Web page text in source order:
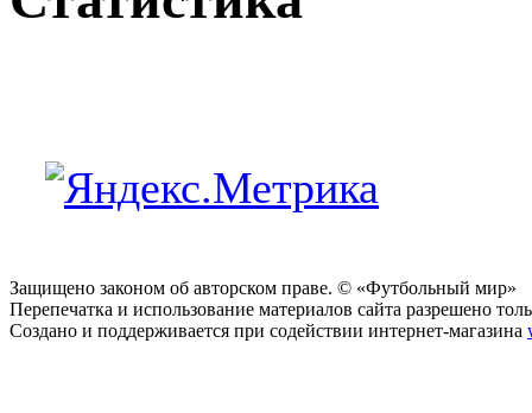
Защищено законом об авторском праве. © «Футбольный мир»
Перепечатка и использование материалов сайта разрешено
Создано и поддерживается при содействии интернет-магазина